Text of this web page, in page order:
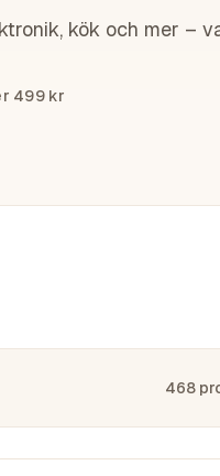
kök och mer –
499 kr
468